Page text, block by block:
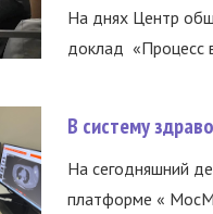
На днях Центр
доклад «Процесс
В систему
На сегодняшний
платформе «